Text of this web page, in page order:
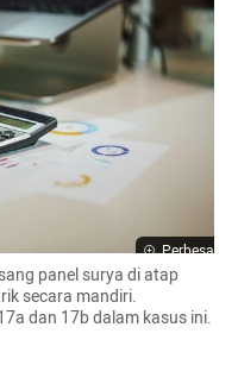
Perbesar
panel surya di atap
secara mandiri.
dan 17b dalam kasus ini.